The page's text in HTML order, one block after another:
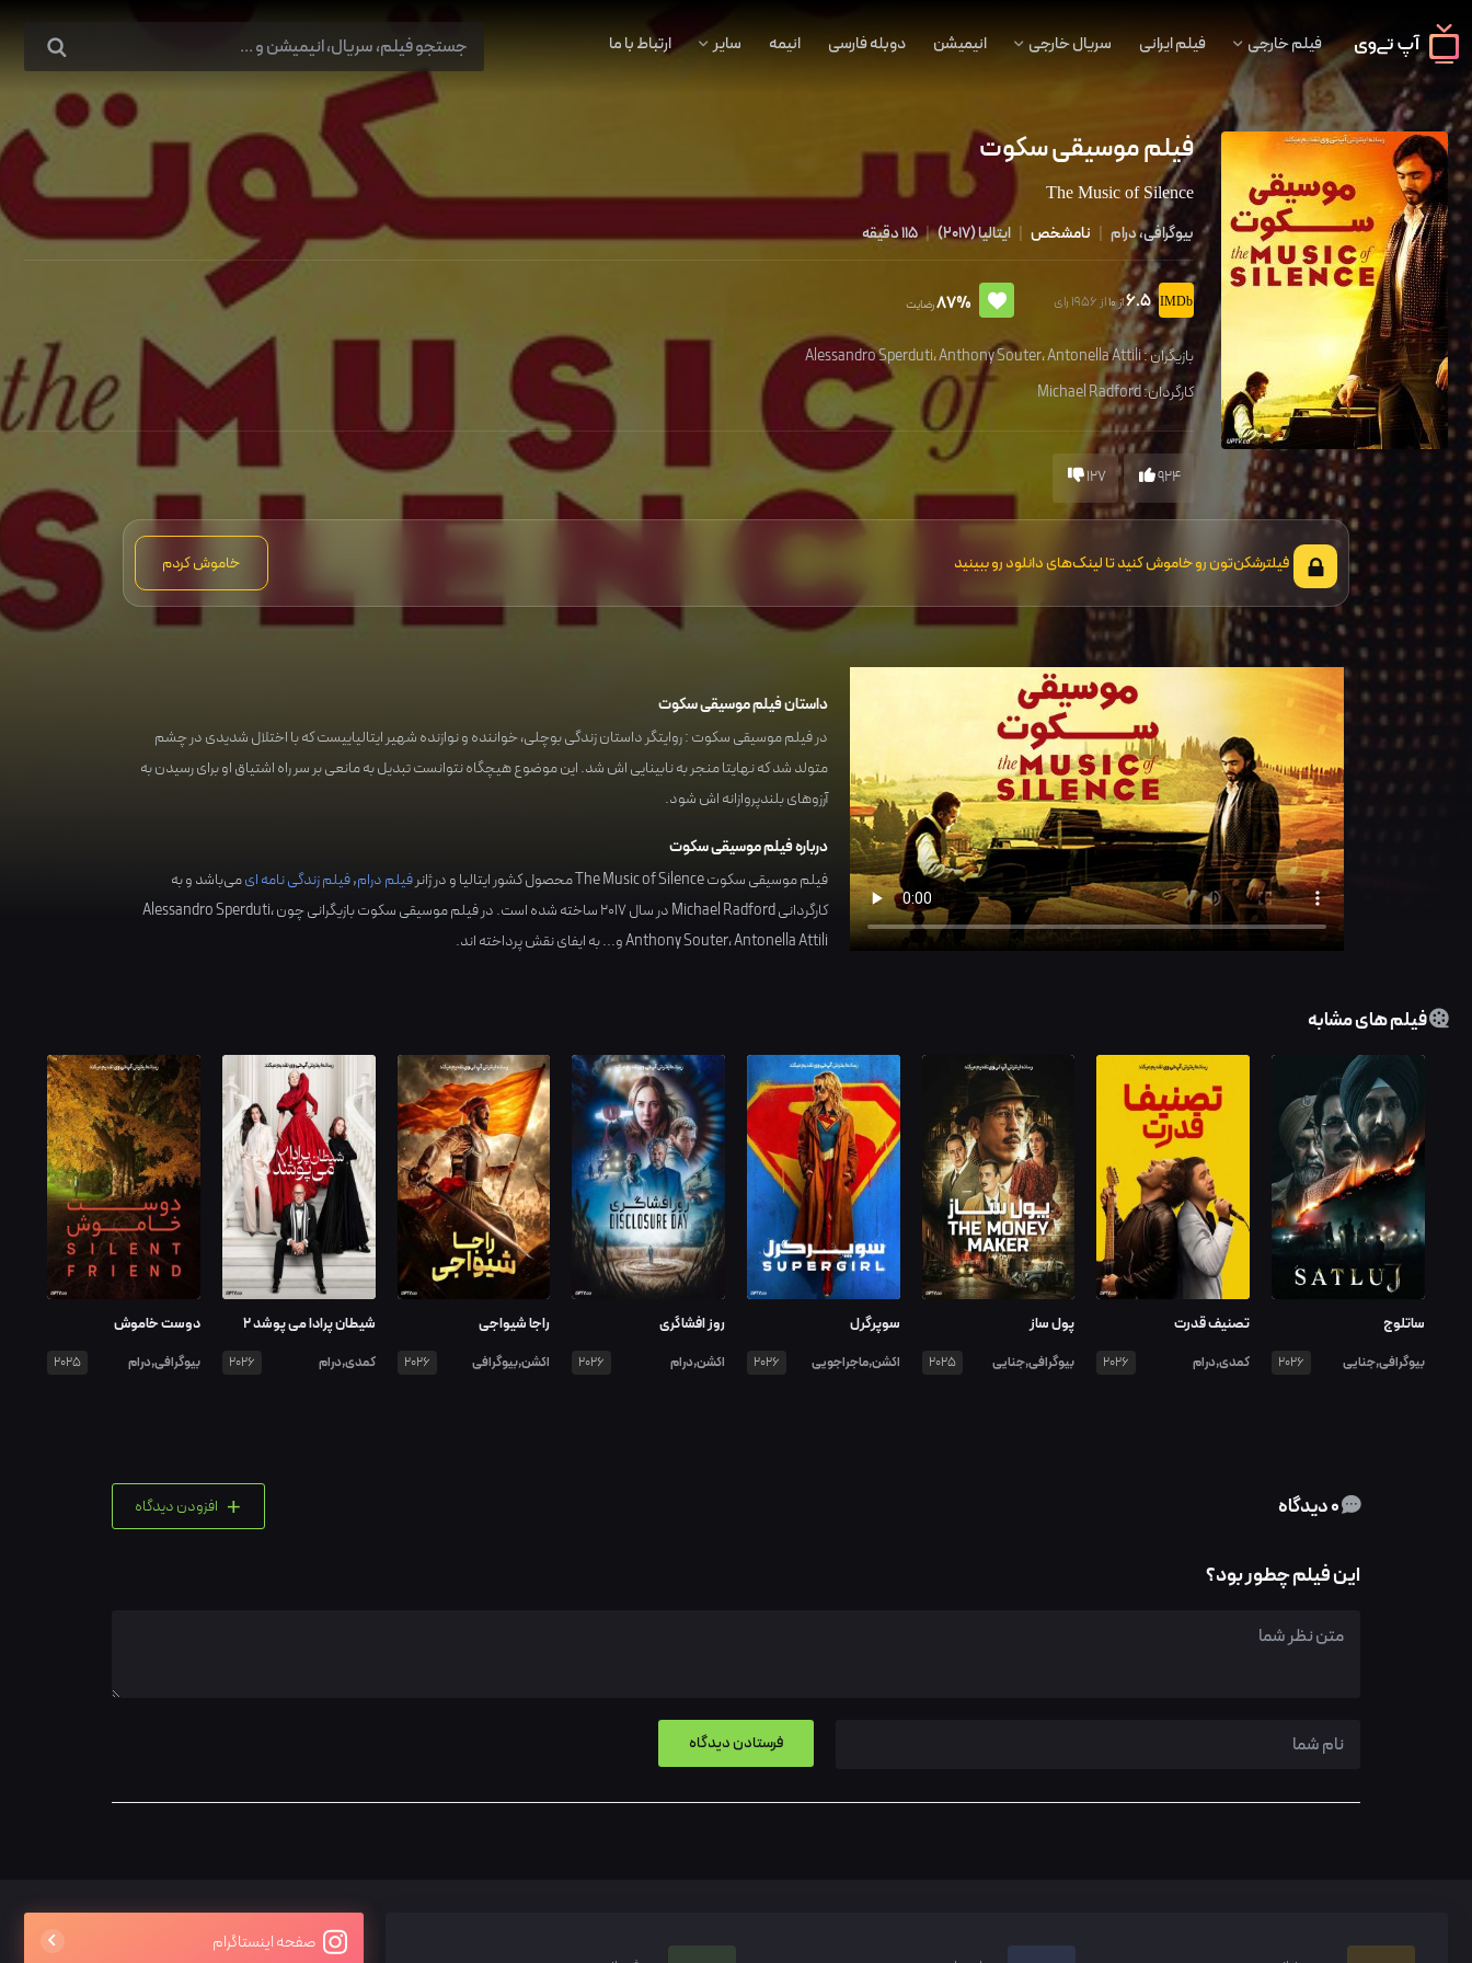
فیلم خارجی فیلم ایرانی سریال خارجی انیمیشن دوبله فارسی انیمه سایر ارتباط با ما
فیلم موسیقی سکوت
The Music of Silence
بیوگرافی، درام | نامشخص | ایتالیا(
2017
)
| 115 دقیقه
6.5از 10 از 1956 رای 87%رضایت
بازیگران : Alessandro Sperduti،Anthony Souter،Antonella Attili
کارگردان:Michael Radford
924
127
فیلترشکن‌تون رو خاموش کنید تا لینک‌های دانلود رو ببینید خاموش کردم
داستان فیلم موسیقی سکوت
در فیلم موسیقی سکوت : روایتگر داستان زندگی بوچلی، خواننده و نوازنده شهیر ایتالیاییست که با اختلال شدیدی در چشم
متولد شد که نهایتا منجر به نابینایی اش شد. این موضوع هیچگاه نتوانست تبدیل به مانعی بر سر راه اشتیاق او برای رسیدن به
آرزوهای بلندپروازانه اش شود.
درباره فیلم موسیقی سکوت
فیلم موسیقی سکوت The Music of Silence محصول کشور ایتالیاو در ژانرفیلم درام,فیلم زندگی نامه ایمی‌باشد و به
کارگردانیMichael Radfordدر سال2017ساخته شده است. در فیلم موسیقی سکوت بازیگرانی چون Alessandro Sperduti،
Anthony Souter،Antonella Attili و... به ایفای نقش پرداخته اند.
فیلم های مشابه
ساتلوج
بیوگرافی,جنایی 2026
تصنیف قدرت
کمدی,درام 2026
پول ساز
بیوگرافی,جنایی 2025
سوپرگرل
اکشن,ماجراجویی 2026
روز افشاگری
اکشن,درام 2026
راجا شیواجی
اکشن,بیوگرافی 2026
شیطان پرادا می پوشد ۲
کمدی,درام 2026
دوست خاموش
بیوگرافی,درام 2025
0 دیدگاه + افزودن دیدگاه
این فیلم چطور بود؟
صفحه اینستاگرام